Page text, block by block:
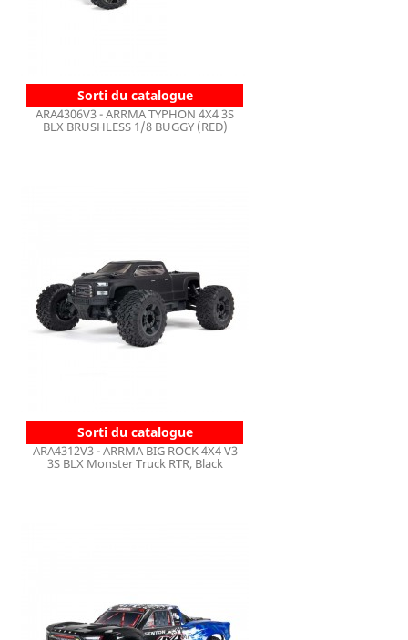
Sorti du catalogue
ARA4306V3 - ARRMA TYPHON 4X4 3S
BLX BRUSHLESS 1/8 BUGGY (RED)
Sorti du catalogue
ARA4312V3 - ARRMA BIG ROCK 4X4 V3
3S BLX Monster Truck RTR, Black